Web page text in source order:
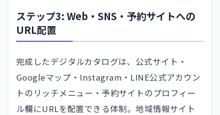
ステップ3: Web・SNS・予約サイトへの
URL配置
完成したデジタルカタログは、公式サイト・
Googleマップ・Instagram・LINE公式アカウン
トのリッチメニュー・予約サイトのプロフィー
ル欄にURLを配置できる体制。地域情報サイト